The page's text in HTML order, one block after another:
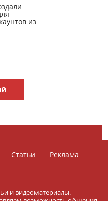
из
Статьи
Реклама
и видеоматериалы.